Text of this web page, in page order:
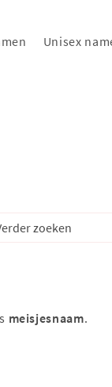
Unisex
meisjesnaam.